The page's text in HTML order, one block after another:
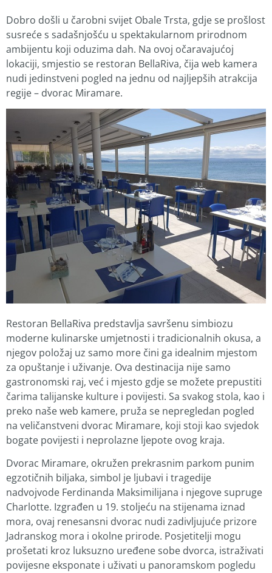
Dobro došli u čarobni svijet Obale Trsta, gdje se prošlost
susreće s sadašnjošću u spektakularnom prirodnom
ambijentu koji oduzima dah. Na ovoj očaravajućoj
lokaciji, smjestio se restoran BellaRiva, čija web kamera
nudi jedinstveni pogled na jednu od najljepših atrakcija
regije – dvorac Miramare.
Restoran BellaRiva predstavlja savršenu simbiozu
moderne kulinarske umjetnosti i tradicionalnih okusa, a
njegov položaj uz samo more čini ga idealnim mjestom
za opuštanje i uživanje. Ova destinacija nije samo
gastronomski raj, već i mjesto gdje se možete prepustiti
čarima talijanske kulture i povijesti. Sa svakog stola, kao i
preko naše web kamere, pruža se nepregledan pogled
na veličanstveni dvorac Miramare, koji stoji kao svjedok
bogate povijesti i neprolazne ljepote ovog kraja.
Dvorac Miramare, okružen prekrasnim parkom punim
egzotičnih biljaka, simbol je ljubavi i tragedije
nadvojvode Ferdinanda Maksimilijana i njegove supruge
Charlotte. Izgrađen u 19. stoljeću na stijenama iznad
mora, ovaj renesansni dvorac nudi zadivljujuće prizore
Jadranskog mora i okolne prirode. Posjetitelji mogu
prošetati kroz luksuzno uređene sobe dvorca, istraživati
povijesne eksponate i uživati u panoramskom pogledu